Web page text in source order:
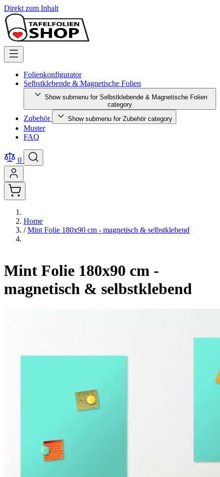
Direkt zum Inhalt
Folienkonfigurator
Selbstklebende & Magnetische Folien
Show submenu for Selbstklebende & Magnetische Folien
category
Zubehör Show submenu for Zubehör category
Muster
FAQ
0
Home
/ Mint Folie 180x90 cm - magnetisch & selbstklebend
Mint Folie 180x90 cm -
magnetisch & selbstklebend